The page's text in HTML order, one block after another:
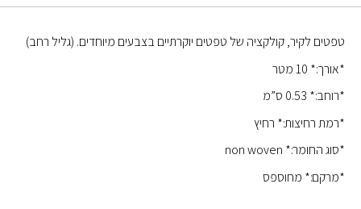
טפטים לקיר, קולקציה של טפטים יוקרתיים בצבעים מיוחדים. (גליל רחב)
*אורך:* 10 מטר
*רוחב:* 0.53 ס”מ
*רמת רחיצות:* רחיץ
*סוג החומר:* non woven
*מרקם:* מחוספס